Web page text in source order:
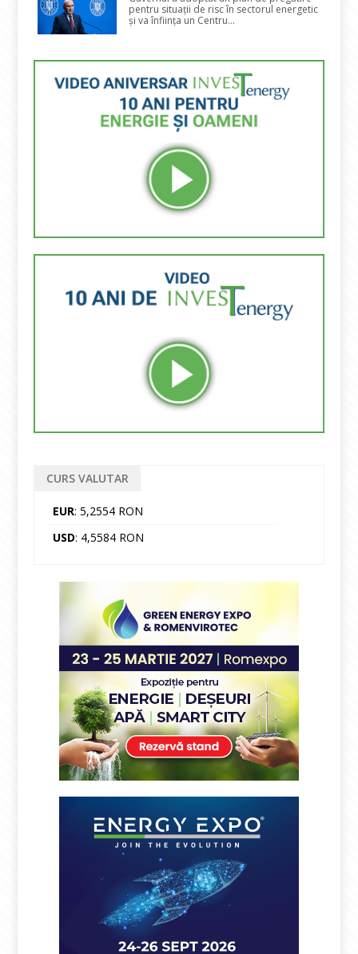
pentru situații de risc în sectorul energetic
și va înființa un Centru...
CURS VALUTAR
EUR: 5,2554 RON
USD: 4,5584 RON